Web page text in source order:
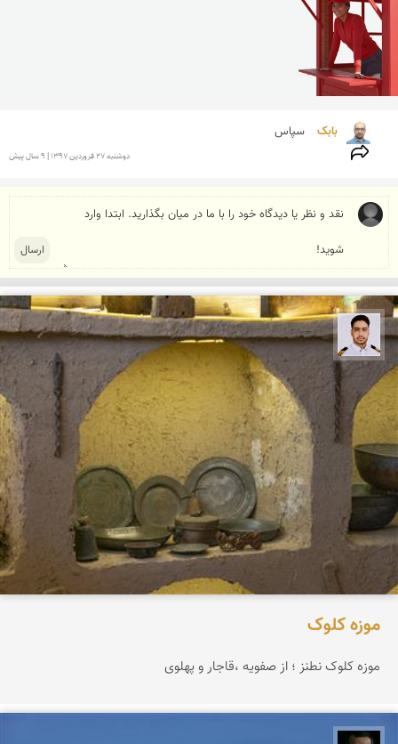
بابک سپاس
دوشنبه 27 فروردين 1397 | 9 سال پیش
سعید جواهری
موزه کلوک
موزه کلوک نطنز ؛ از صفویه ،قاجار و پهلوی